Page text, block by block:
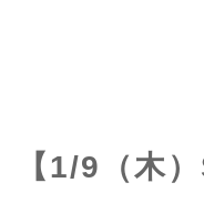
【1/9（木